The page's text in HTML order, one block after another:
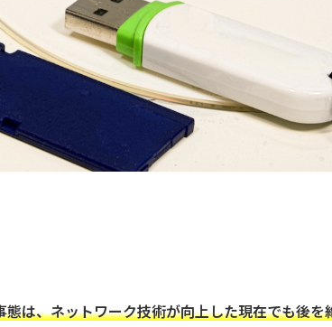
は、ネットワーク技術が向上した現在でも後を